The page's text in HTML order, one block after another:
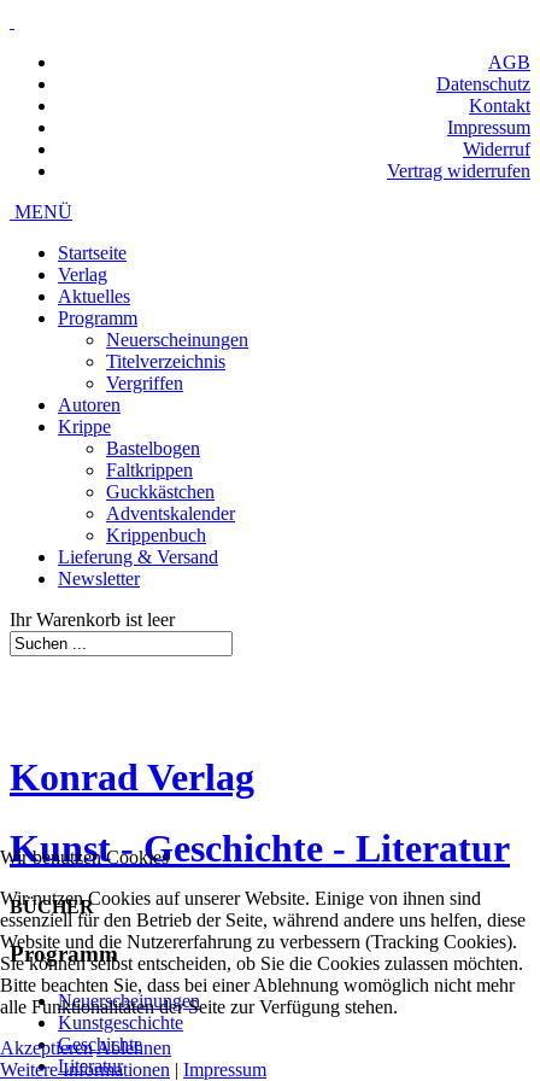
AGB
Datenschutz
Kontakt
Impressum
Widerruf
Vertrag widerrufen
MENÜ
Startseite
Verlag
Aktuelles
Programm
Neuerscheinungen
Titelverzeichnis
Vergriffen
Autoren
Krippe
Bastelbogen
Faltkrippen
Guckkästchen
Adventskalender
Krippenbuch
Lieferung & Versand
Newsletter
Ihr Warenkorb ist leer
Konrad Verlag
Kunst - Geschichte - Literatur
BÜCHER
Programm
Neuerscheinungen
Kunstgeschichte
Geschichte
Literatur
Wir benutzen Cookies
Wir nutzen Cookies auf unserer Website. Einige von ihnen sind
essenziell für den Betrieb der Seite, während andere uns helfen, diese
Website und die Nutzererfahrung zu verbessern (Tracking Cookies).
Sie können selbst entscheiden, ob Sie die Cookies zulassen möchten.
Bitte beachten Sie, dass bei einer Ablehnung womöglich nicht mehr
alle Funktionalitäten der Seite zur Verfügung stehen.
AkzeptierenAblehnen
Weitere Informationen | Impressum